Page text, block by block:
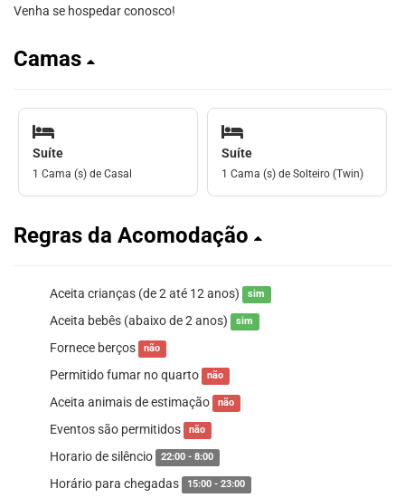
Venha se hospedar conosco!
Camas
Suíte
1 Cama (s) de Casal
Suíte
1 Cama (s) de Solteiro (Twin)
Regras da Acomodação
Aceita crianças (de 2 até 12 anos) sim
Aceita bebês (abaixo de 2 anos) sim
Fornece berços não
Permitido fumar no quarto não
Aceita animais de estimação não
Eventos são permitidos não
Horario de silêncio 22:00 - 8:00
Horário para chegadas 15:00 - 23:00